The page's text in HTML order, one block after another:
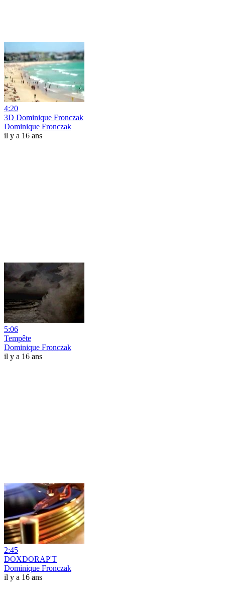
4:20
3D Dominique Fronczak
Dominique Fronczak
il y a 16 ans
5:06
Tempête
Dominique Fronczak
il y a 16 ans
2:45
DOXDORAP'T
Dominique Fronczak
il y a 16 ans